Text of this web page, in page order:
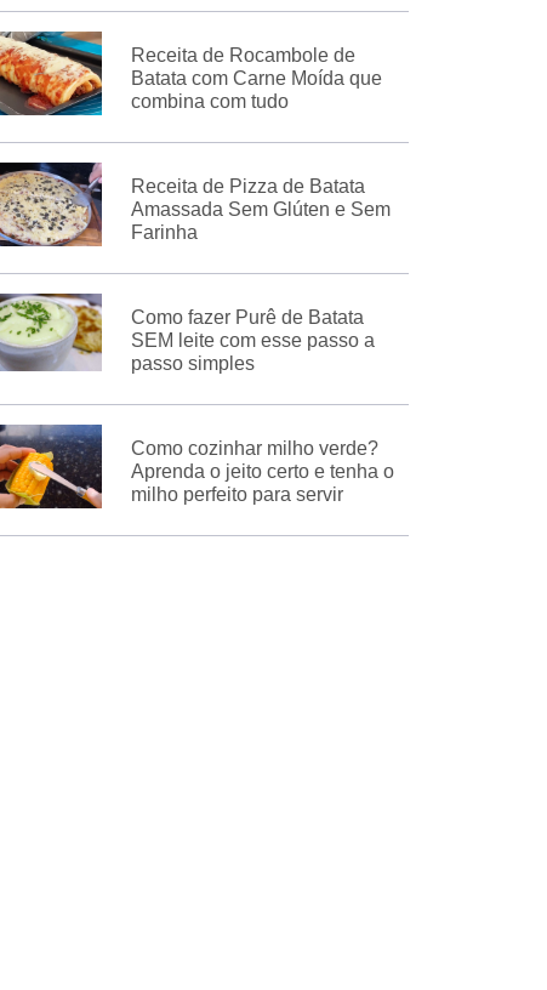
Receita de Rocambole de
Batata com Carne Moída que
combina com tudo
Receita de Pizza de Batata
Amassada Sem Glúten e Sem
Farinha
Como fazer Purê de Batata
SEM leite com esse passo a
passo simples
Como cozinhar milho verde?
Aprenda o jeito certo e tenha o
milho perfeito para servir